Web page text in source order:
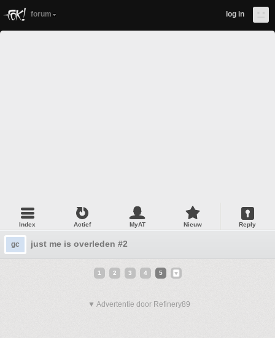
forum log in
Index Actief MyAT Nieuw Reply
gc just me is overleden #2
1 2 3 4 5
▼ Advertentie door Refinery89